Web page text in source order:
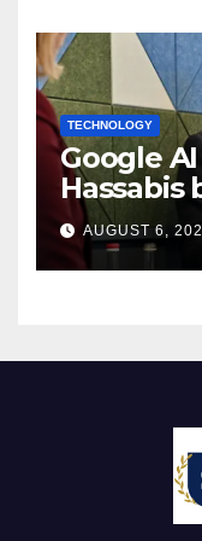
TECHNOLOGY
Google
Hassabis
chief
shakeup
AUGUST 6,